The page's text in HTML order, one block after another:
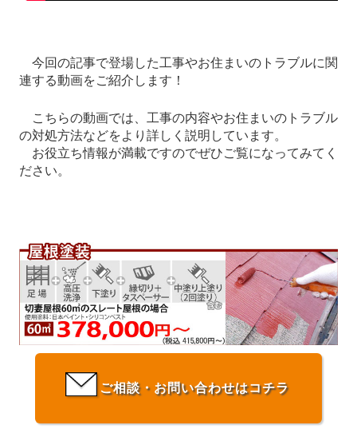
今回の記事で登場した工事やお住まいのトラブルに関
連する動画をご紹介します！
こちらの動画では、工事の内容やお住まいのトラブル
の対処方法などをより詳しく説明しています。
お役立ち情報が満載ですのでぜひご覧になってみてく
ださい。
ご相談・お問い合わせはコチラ